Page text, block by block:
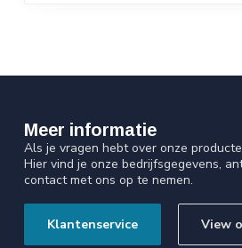
Meer informatie
Als je vragen hebt over onze
Hier vind je onze bedrijfsgegevens,
contact met ons op te nemen.
Klantenservice View